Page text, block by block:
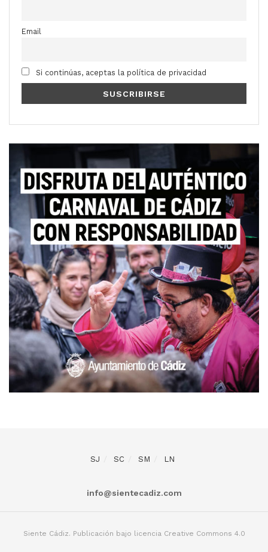
Email
Si continúas, aceptas la política de privacidad
SJ SC SM LN
info@sientecadiz.com
Siente Cádiz. Publicación bajo licencia Creative Commons 4.0